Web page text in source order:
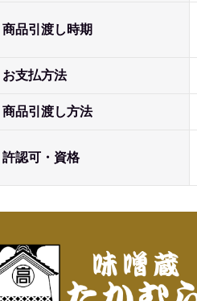
商品引渡し時期
お支払方法
商品引渡し方法
許認可・資格